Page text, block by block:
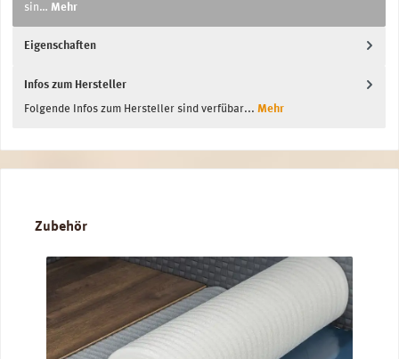
sin… Mehr
Eigenschaften
Infos zum Hersteller
Folgende Infos zum Hersteller sind verfübar... Mehr
Produktgalerie überspringen
Zubehör